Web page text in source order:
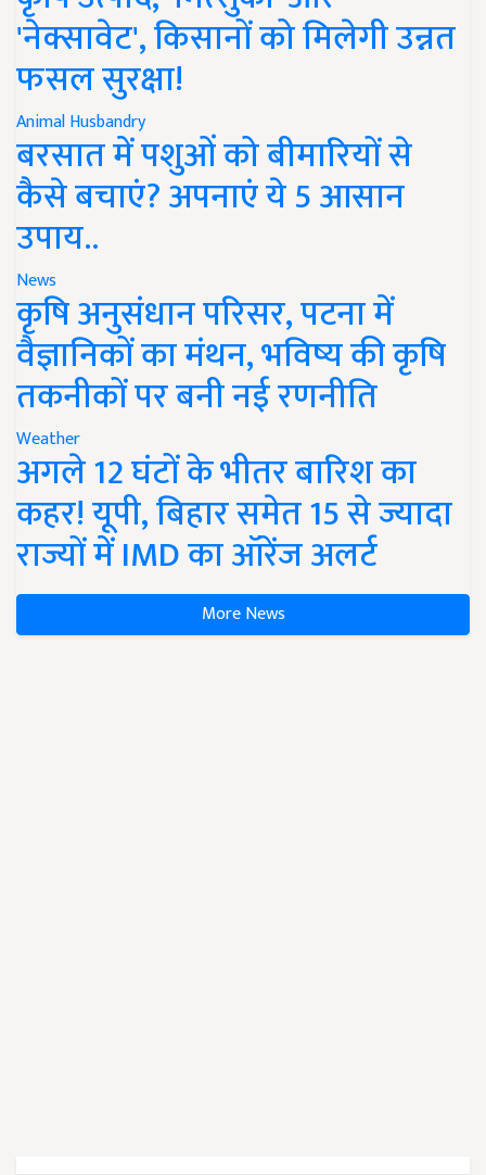
'नेक्सावेट', किसानों को मिलेगी उन्नत
फसल सुरक्षा!
Animal Husbandry
बरसात में पशुओं को बीमारियों से
कैसे बचाएं? अपनाएं ये 5 आसान
उपाय..
News
कृषि अनुसंधान परिसर, पटना में
वैज्ञानिकों का मंथन, भविष्य की कृषि
तकनीकों पर बनी नई रणनीति
Weather
अगले 12 घंटों के भीतर बारिश का
कहर! यूपी, बिहार समेत 15 से ज्यादा
राज्यों में IMD का ऑरेंज अलर्ट
More News